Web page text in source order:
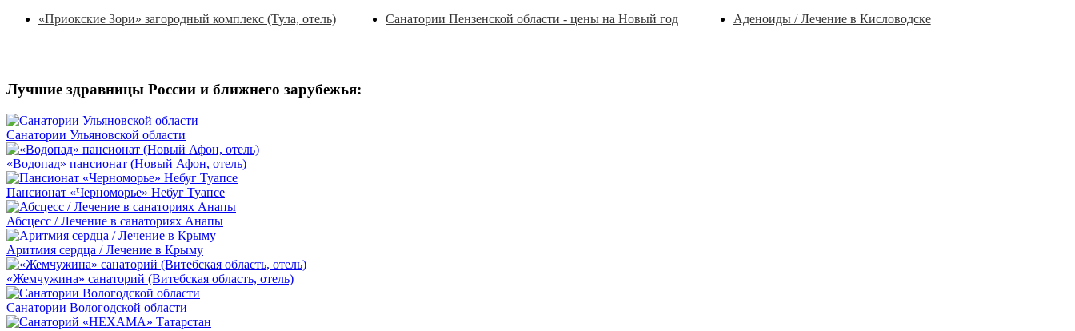
«Приокские Зори» загородный комплекс (Тула, отель) Санатории Пензенской области - цены на Новый год Аденоиды / Лечение в Кисловодске
Лучшие здравницы России и ближнего зарубежья:
Санатории Ульяновской области
«Водопад» пансионат (Новый Афон, отель)
Пансионат «Черноморье» Небуг Туапсе
Абсцесс / Лечение в санаториях Анапы
Аритмия сердца / Лечение в Крыму
«Жемчужина» санаторий (Витебская область, отель)
Санатории Вологодской области